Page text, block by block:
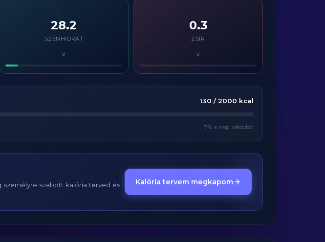
⚡
28.2
SZÉNHIDRÁT
g
0.3
ZSÍR
g
130 / 2000 kcal
7% a napi célodból
szabott kalória terved és
Kalória tervem megkapom